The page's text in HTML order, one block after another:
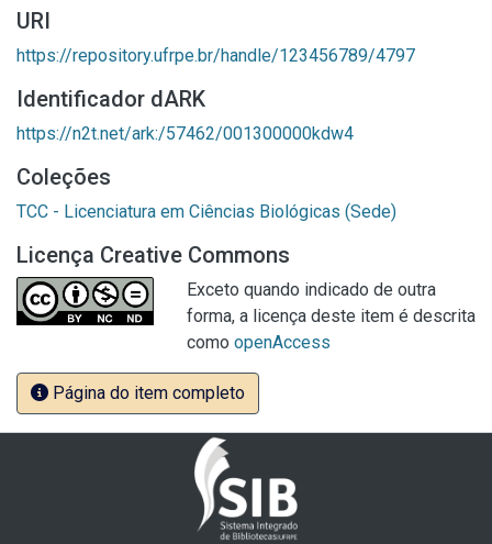
URI
https://repository.ufrpe.br/handle/123456789/4797
Identificador dARK
https://n2t.net/ark:/57462/001300000kdw4
Coleções
TCC - Licenciatura em Ciências Biológicas (Sede)
Licença Creative Commons
Exceto quando indicado de outra
forma, a licença deste item é descrita
como openAccess
Página do item completo